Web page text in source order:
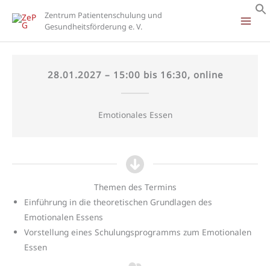
Inhalt
Zentrum Patientenschulung und
Gesundheitsförderung e. V.
28.01.2027 – 15:00 bis 16:30, online
Emotionales Essen
Themen des Termins
Einführung in die theoretischen Grundlagen des
Emotionalen Essens
Vorstellung eines Schulungsprogramms zum Emotionalen
Essen